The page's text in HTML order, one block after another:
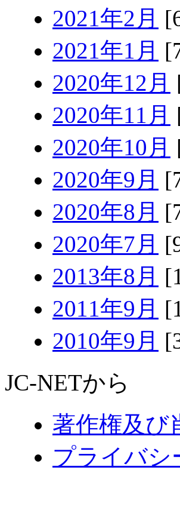
2021年2月
2021年1月
2020年12月
2020年11月
2020年10月
2020年9月
2020年8月
2020年7月
2013年8月
2011年9月
2010年9月
JC-NETから
著作権及び
プライバシ